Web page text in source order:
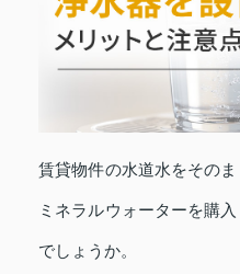
賃貸物件の水道水をその
ミネラルウォーターを購
でしょうか。